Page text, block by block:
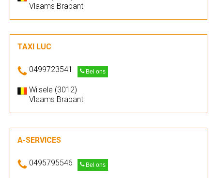
Vlaams Brabant
TAXI LUC
0499723541 Bel ons
Wilsele (3012)
Vlaams Brabant
A-SERVICES
0495795546 Bel ons